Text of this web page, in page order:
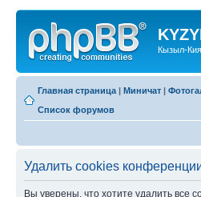
Кызыл-
Главная страница | Миничат |
Список форумов
Удалить cookies
Вы уверены, что хотите удалить все